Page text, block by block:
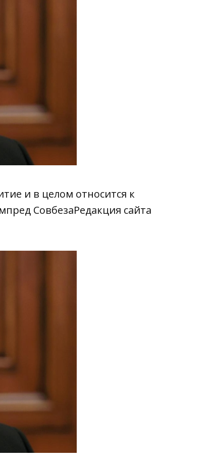
и в целом относится к
СовбезаРедакция сайта